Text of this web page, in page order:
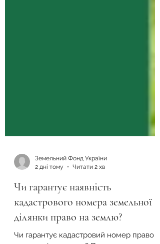
Читати 2 хв
Чи гарантує наявність
кадастрового номера земельної
ділянки право на землю?